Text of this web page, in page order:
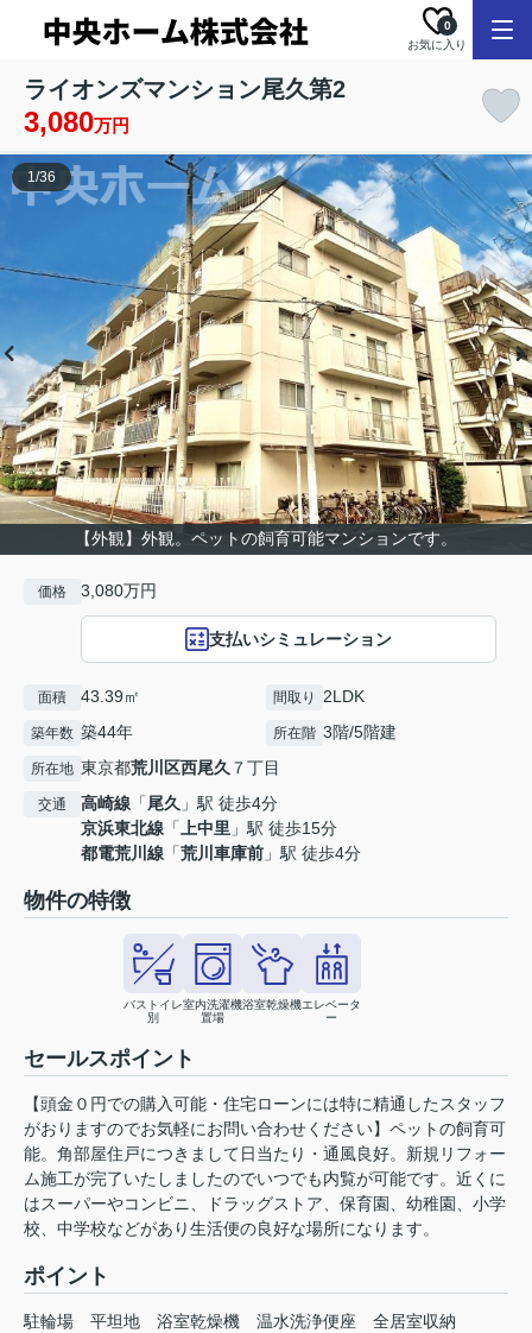
お気に入り
0
ライオンズマンション尾久第2
3,080万円
【外観】外観。ペットの飼育可能マンションです。
1/36
価格 3,080万円
支払いシミュレーション
面積 43.39㎡ 間取り 2LDK
築年数 築44年 所在階 3階/5階建
所在地 東京都荒川区西尾久 ７丁目
交通 高崎線 「尾久 」駅 徒歩4分
京浜東北線 「上中里 」駅 徒歩15分
都電荒川線 「荒川車庫前 」駅 徒歩4分
物件の特徴
バストイレ
別
室内洗濯機
置場
浴室乾燥機エレベータ
ー
セールスポイント
【頭金０円での購入可能・住宅ローンには特に精通したスタッフ
がおりますのでお気軽にお問い合わせください】ペットの飼育可
能。角部屋住戸につきまして日当たり・通風良好。新規リフォー
ム施工が完了いたしましたのでいつでも内覧が可能です。近くに
はスーパーやコンビニ、ドラッグストア、保育園、幼稚園、小学
校、中学校などがあり生活便の良好な場所になります。
ポイント
駐輪場 平坦地 浴室乾燥機 温水洗浄便座 全居室収納